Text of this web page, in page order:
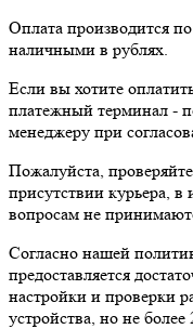
Оплата производится
наличными в рублях.
Если вы хотите
платежный терминал -
менеджеру при
Пожалуйста,
присутствии курьера,
вопросам не
Согласно нашей
предоставляется
настройки и проверки
устройства, но не более